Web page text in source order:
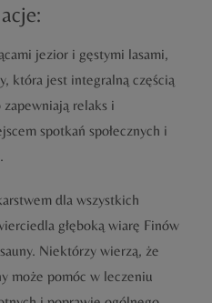
jezior i gęstymi lasami,
która jest integralną częścią
relaks i
spotkań społecznych i
dla wszystkich
głęboką wiarę Finów
Niektórzy wierzą, że
może pomóc w leczeniu